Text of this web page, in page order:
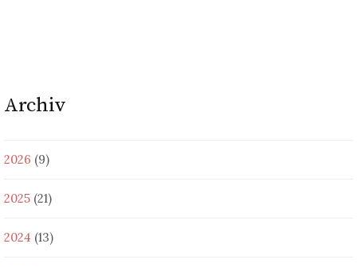
Archiv
2026 (9)
2025 (21)
2024 (13)